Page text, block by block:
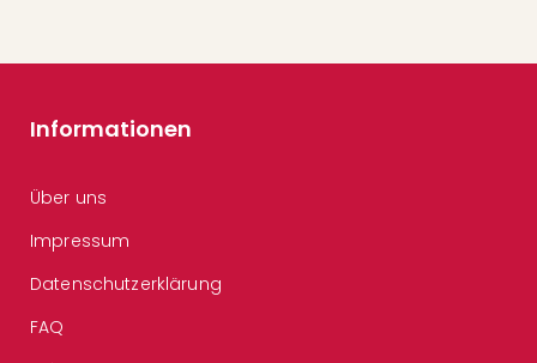
Informationen
Über uns
Impressum
Datenschutzerklärung
FAQ